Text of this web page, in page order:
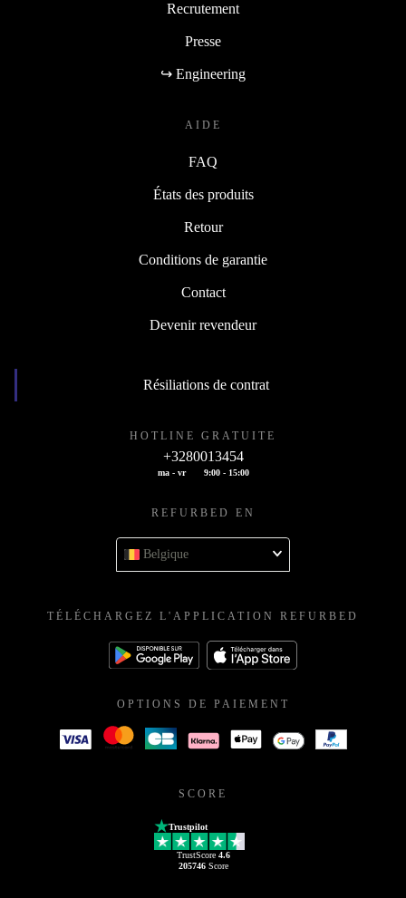
Recrutement
Presse
↪ Engineering
AIDE
FAQ
États des produits
Retour
Conditions de garantie
Contact
Devenir revendeur
Résiliations de contrat
HOTLINE GRATUITE
+3280013454
ma - vr 9:00 - 15:00
REFURBED EN
Belgique
TÉLÉCHARGEZ L'APPLICATION REFURBED
OPTIONS DE PAIEMENT
SCORE
Trustpilot
TrustScore 4.6
205746Score